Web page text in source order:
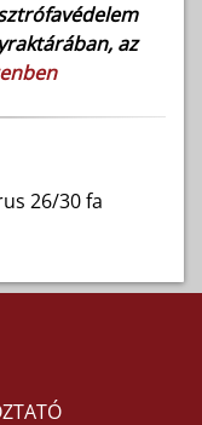
az
26/30 fa